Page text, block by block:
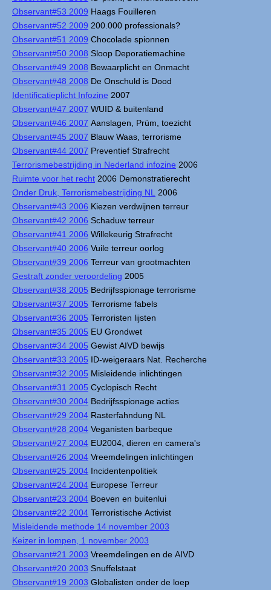
Observant#53 2009 Haags Fouilleren
Observant#52 2009 200.000 professionals?
Observant#51 2009 Chocolade spionnen
Observant#50 2008 Sloop Deporatiemachine
Observant#49 2008 Bewaarplicht en Onmacht
Observant#48 2008 De Onschuld is Dood
Identificatieplicht Infozine 2007
Observant#47 2007 WUID & buitenland
Observant#46 2007 Aanslagen, Prüm, toezicht
Observant#45 2007 Blauw Waas, terrorisme
Observant#44 2007 Preventief Strafrecht
Terrorismebestrijding in Nederland infozine 2006
Ruimte voor het recht 2006 Demonstratierecht
Onder Druk, Terrorismebestrijding NL
2006
Observant#43 2006 Kiezen verdwijnen terreur
Observant#42 2006 Schaduw terreur
Observant#41 2006 Willekeurig Strafrecht
Observant#40 2006 Vuile terreur oorlog
Observant#39 2006 Terreur van grootmachten
Gestraft zonder veroordeling 2005
Observant#38 2005 Bedrijfsspionage terrorisme
Observant#37 2005 Terrorisme fabels
Observant#36 2005 Terroristen lijsten
Observant#35 2005 EU Grondwet
Observant#34 2005 Gewist AIVD bewijs
Observant#33 2005 ID-weigeraars Nat. Recherche
Observant#32 2005 Misleidende inlichtingen
Observant#31 2005 Cyclopisch Recht
Observant#30 2004 Bedrijfsspionage acties
Observant#29 2004 Rasterfahndung NL
Observant#28 2004 Veganisten barbeque
Observant#27 2004 EU2004, dieren en camera's
Observant#26 2004 Vreemdelingen inlichtingen
Observant#25 2004 Incidentenpolitiek
Observant#24 2004 Europese Terreur
Observant#23 2004 Boeven en buitenlui
Observant#22 2004 Terroristische Activist
Misleidende methode 14 november 2003
Keizer in lompen, 1 november 2003
Observant#21 2003 Vreemdelingen en de AIVD
Observant#20 2003 Snuffelstaat
Observant#19 2003 Globalisten onder de loep